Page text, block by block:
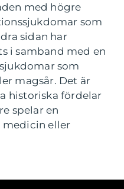
med högre
som
sidan har
i samband med en
som
magsår. Det är
historiska fördelar
spelar en
medicin eller